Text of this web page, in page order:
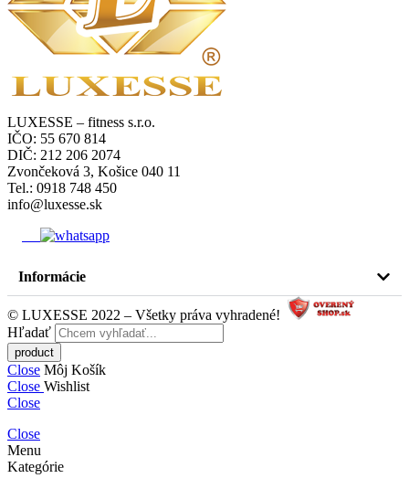
LUXESSE – fitness s.r.o.
IČO: 55 670 814
DIČ: 212 206 2074
Zvončeková 3, Košice 040 11
Tel.: 0918 748 450
info@luxesse.sk
Informácie
© LUXESSE 2022 – Všetky práva vyhradené!
Hľadať
Close Môj Košík
Close Wishlist
Close
Close
Menu
Kategórie